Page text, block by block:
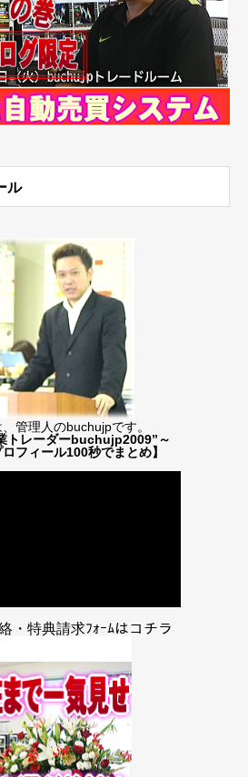
ル
管理人のbuchujpです。
トレーダーbuchujp2009”～
フィール100秒でまとめ】
・特典請求ﾌｫｰﾑはコチラ